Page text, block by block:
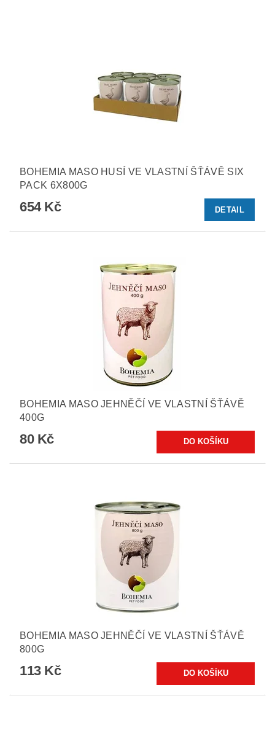
BOHEMIA MASO HUSÍ VE VLASTNÍ ŠŤÁVĚ SIX
PACK 6X800G
654 Kč DETAIL
BOHEMIA MASO JEHNĚČÍ VE VLASTNÍ ŠŤÁVĚ
400G
80 Kč
BOHEMIA MASO JEHNĚČÍ VE VLASTNÍ ŠŤÁVĚ
800G
113 Kč